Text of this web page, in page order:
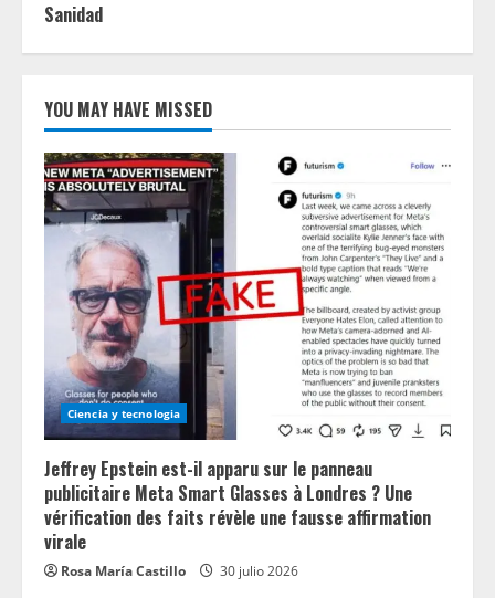
Sanidad
YOU MAY HAVE MISSED
Ciencia y tecnologia
Jeffrey Epstein est-il apparu sur le panneau
publicitaire Meta Smart Glasses à Londres ? Une
vérification des faits révèle une fausse affirmation
virale
Rosa María Castillo 30 julio 2026